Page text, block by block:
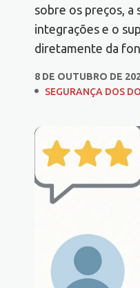
sobre os preços, a
integrações e o
diretamente da
8 DE OUTUBRO DE
SEGURANÇA DOS